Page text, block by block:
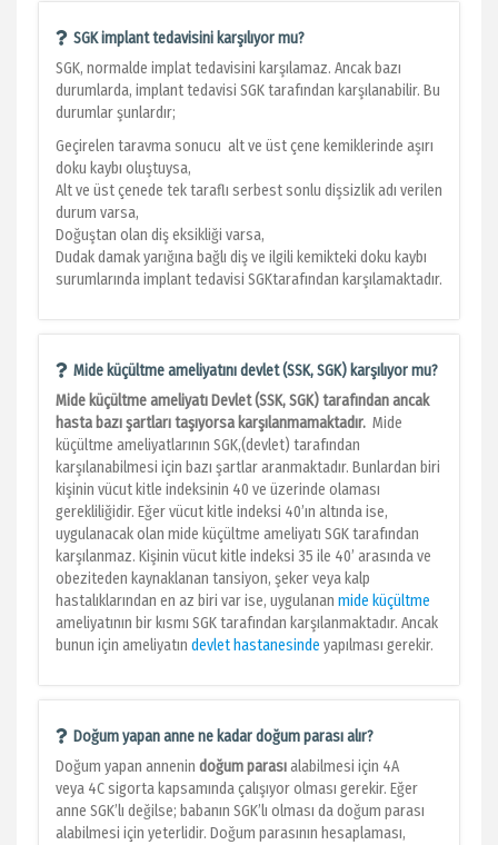
SGK implant tedavisini karşılıyor mu?
SGK, normalde implat tedavisini karşılamaz. Ancak bazı
durumlarda, implant tedavisi SGK tarafından karşılanabilir. Bu
durumlar şunlardır;
Geçirelen taravma sonucu alt ve üst çene kemiklerinde aşırı
doku kaybı oluştuysa,
Alt ve üst çenede tek taraflı serbest sonlu dişsizlik adı verilen
durum varsa,
Doğuştan olan diş eksikliği varsa,
Dudak damak yarığına bağlı diş ve ilgili kemikteki doku kaybı
surumlarında implant tedavisi SGKtarafından karşılamaktadır.
Mide küçültme ameliyatını devlet (SSK, SGK) karşılıyor mu?
Mide küçültme ameliyatı Devlet (SSK, SGK) tarafından ancak
hasta bazı şartları taşıyorsa karşılanmamaktadır. Mide
küçültme ameliyatlarının SGK,(devlet) tarafından
karşılanabilmesi için bazı şartlar aranmaktadır. Bunlardan biri
kişinin vücut kitle indeksinin 40 ve üzerinde olaması
gerekliliğidir. Eğer vücut kitle indeksi 40’ın altında ise,
uygulanacak olan mide küçültme ameliyatı SGK tarafından
karşılanmaz. Kişinin vücut kitle indeksi 35 ile 40’ arasında ve
obeziteden kaynaklanan tansiyon, şeker veya kalp
hastalıklarından en az biri var ise, uygulanan mide küçültme
ameliyatının bir kısmı SGK tarafından karşılanmaktadır. Ancak
bunun için ameliyatın devlet hastanesinde yapılması gerekir.
Doğum yapan anne ne kadar doğum parası alır?
Doğum yapan annenin doğum parasıalabilmesi için 4A
veya 4C sigorta kapsamında çalışıyor olması gerekir. Eğer
anne SGK’lı değilse; babanın SGK’lı olması da doğum parası
alabilmesi için yeterlidir. Doğum parasının hesaplaması,